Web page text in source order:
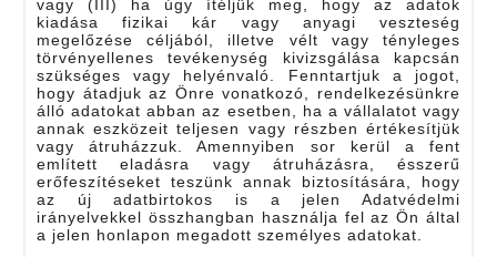
vagy (III) ha úgy ítéljük meg, hogy az adatok
kiadása fizikai kár vagy anyagi veszteség
megelőzése céljából, illetve vélt vagy tényleges
törvényellenes tevékenység kivizsgálása kapcsán
szükséges vagy helyénvaló. Fenntartjuk a jogot,
hogy átadjuk az Önre vonatkozó, rendelkezésünkre
álló adatokat abban az esetben, ha a vállalatot vagy
annak eszközeit teljesen vagy részben értékesítjük
vagy átruházzuk. Amennyiben sor kerül a fent
említett eladásra vagy átruházásra, ésszerű
erőfeszítéseket teszünk annak biztosítására, hogy
az új adatbirtokos is a jelen Adatvédelmi
irányelvekkel összhangban használja fel az Ön által
a jelen honlapon megadott személyes adatokat.